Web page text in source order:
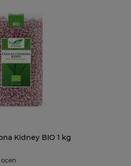
Kidney BIO 1 kg
ocen